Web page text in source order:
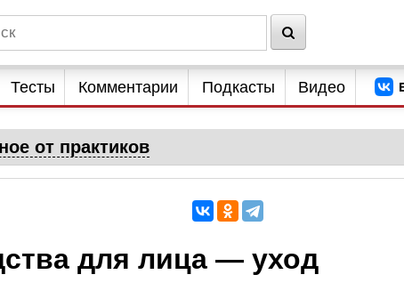
Тесты Комментарии Подкасты Видео
от практиков
для лица — уход